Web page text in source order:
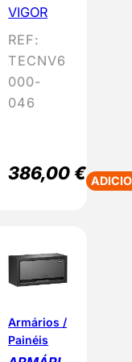
VIGOR
REF:
TECNV6
000-
046
386,00€
Armários /
Painéis